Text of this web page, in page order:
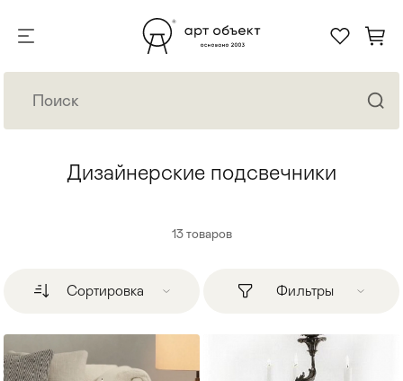
Дизайнерские подсвечники
13товаров
Сортировка Фильтры